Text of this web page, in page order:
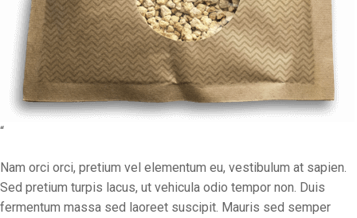
“
Nam orci orci, pretium vel elementum eu, vestibulum at sapien.
Sed pretium turpis lacus, ut vehicula odio tempor non. Duis
fermentum massa sed laoreet suscipit. Mauris sed semper